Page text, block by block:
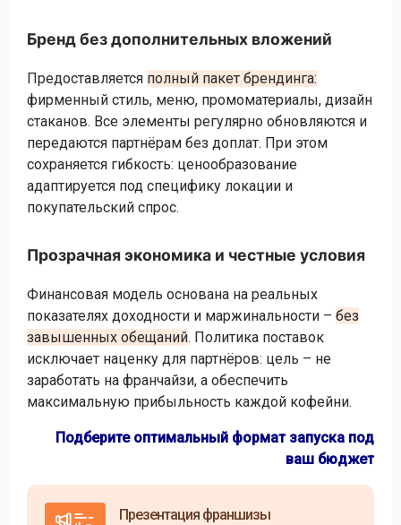
Бренд без дополнительных вложений
Предоставляется полный пакет брендинга:
фирменный стиль, меню, промоматериалы, дизайн
стаканов. Все элементы регулярно обновляются и
передаются партнёрам без доплат. При этом
сохраняется гибкость: ценообразование
адаптируется под специфику локации и
покупательский спрос.
Прозрачная экономика и честные условия
Финансовая модель основана на реальных
показателях доходности и маржинальности – без
завышенных обещаний. Политика поставок
исключает наценку для партнёров: цель – не
заработать на франчайзи, а обеспечить
максимальную прибыльность каждой кофейни.
Подберите оптимальный формат запуска под
ваш бюджет
Презентация франшизы